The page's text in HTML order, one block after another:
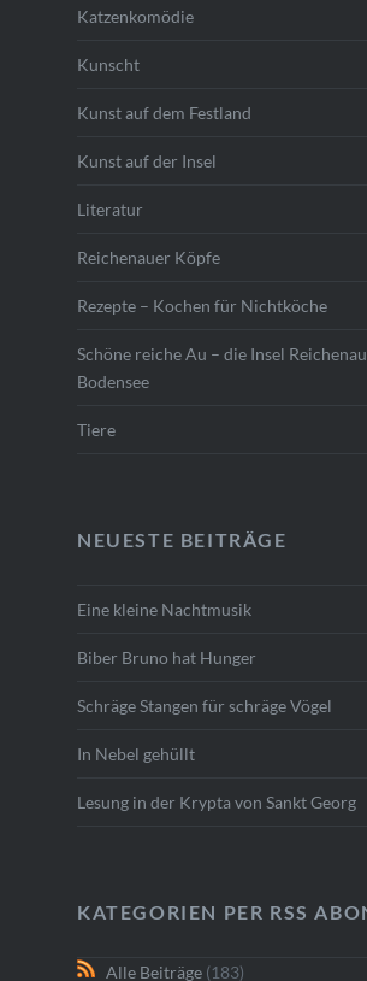
Katzenkomödie
Kunscht
Kunst auf dem Festland
Kunst auf der Insel
Literatur
Reichenauer Köpfe
Rezepte – Kochen für Nichtköche
Schöne reiche Au – die Insel
Bodensee
Tiere
NEUESTE BEITRÄGE
Eine kleine Nachtmusik
Biber Bruno hat Hunger
Schräge Stangen für schräge Vögel
In Nebel gehüllt
Lesung in der Krypta von Sankt Georg
KATEGORIEN PER RSS
Alle Beiträge(183)